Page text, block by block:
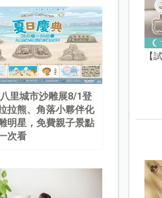
里城市沙雕展8/1登
拉熊、角落小夥伴化
明星，免費親子景點
次看
【